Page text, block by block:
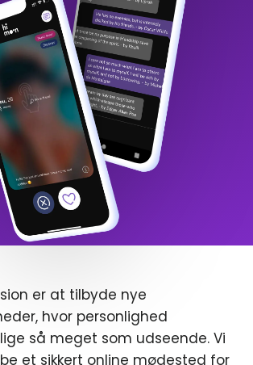
er at tilbyde nye
hvor personlighed
så meget som udseende. Vi
et sikkert online mødested for